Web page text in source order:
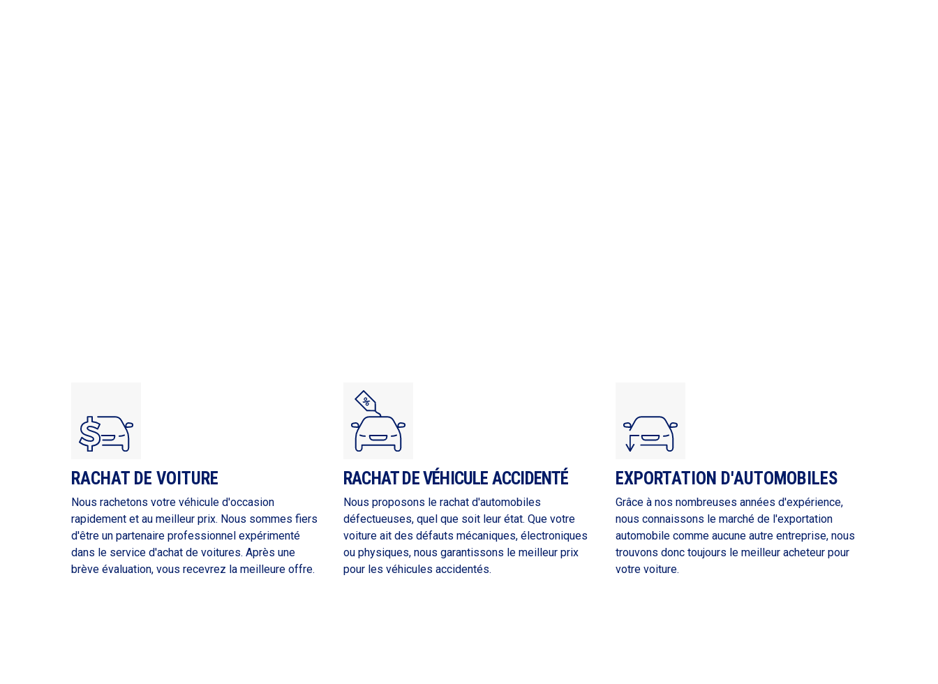
RACHAT DE VOITURE
Nous rachetons votre véhicule d'occasion
rapidement et au meilleur prix. Nous sommes fiers
d'être un partenaire professionnel expérimenté
dans le service d'achat de voitures. Après une
brève évaluation, vous recevrez la meilleure offre.
RACHAT DE VÉHICULE ACCIDENTÉ
Nous proposons le rachat d'automobiles
défectueuses, quel que soit leur état. Que votre
voiture ait des défauts mécaniques, électroniques
ou physiques, nous garantissons le meilleur prix
pour les véhicules accidentés.
EXPORTATION D'AUTOMOBILES
Grâce à nos nombreuses années d'expérience,
nous connaissons le marché de l'exportation
automobile comme aucune autre entreprise, nous
trouvons donc toujours le meilleur acheteur pour
votre voiture.